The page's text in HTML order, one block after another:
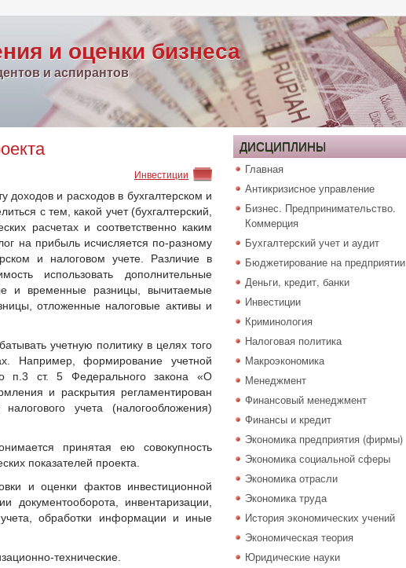
и оценки бизнеса
и аспирантов
Инвестиции
доходов и расходов в бухгалтерском и
с тем, какой учет (бухгалтерский,
расчетах и соответственно каким
на прибыль исчисляется по-разному
и налоговом учете. Различие в
использовать дополнительные
и временные разницы, вычитаемые
отложенные налоговые активы и
учетную политику в целях того
Например, формирование учетной
п.3 ст. 5 Федерального закона «О
и раскрытия регламентирован
учета (налогообложения)
принятая ею совокупность
показателей проекта.
и оценки фактов инвестиционной
документооборота, инвентаризации,
обработки информации и иные
технические.
ДИСЦИПЛИНЫ
Главная
Антикризисное управление
Бизнес. Предпринимательство.
Коммерция
Бухгалтерский учет и аудит
Бюджетирование на предприятии
Деньги, кредит, банки
Инвестиции
Криминология
Налоговая политика
Макроэкономика
Менеджмент
Финансовый менеджмент
Финансы и кредит
Экономика предприятия (фирмы)
Экономика социальной сферы
Экономика отрасли
Экономика труда
История экономических учений
Экономическая теория
Юридические науки